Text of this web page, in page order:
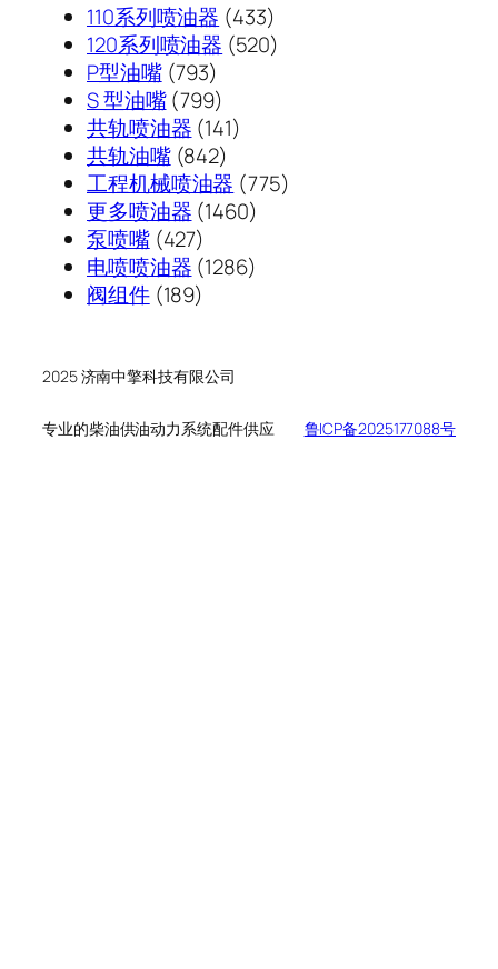
110系列喷油器 433433
个
120系列喷油器 520520
P型油嘴 793793
个
产
品
S 型油嘴 799799
个
产
品
共轨喷油器 141141
产
品
共轨油嘴 842842
个
产
工程机械喷油器 775775
更多喷油器 14601460
产
泵喷嘴 427427
个
产
电喷喷油器 12861286
阀组件 189189
品
2025 济南中擎科技有限公司
专业的柴油供油动力系统配件供应 鲁ICP备2025177088号